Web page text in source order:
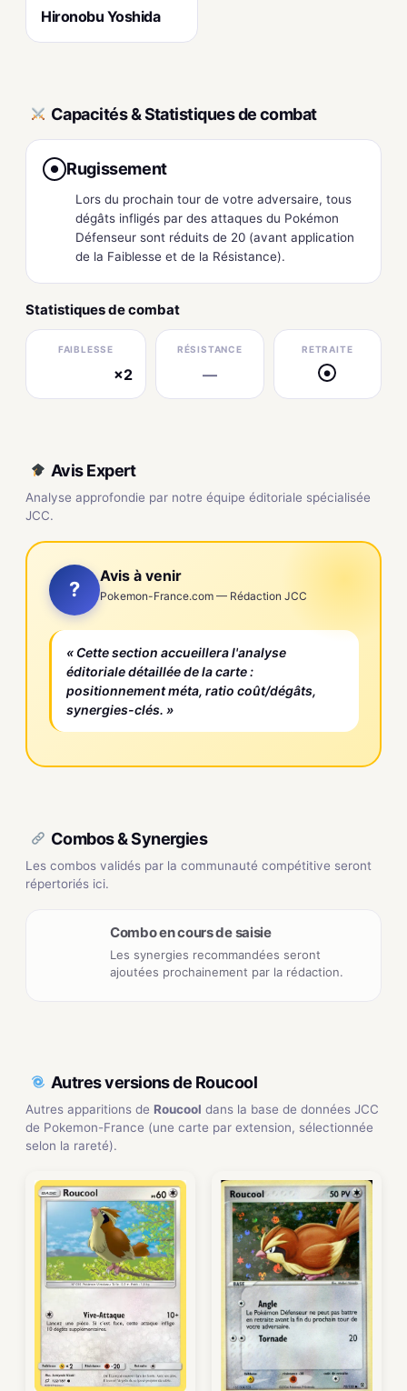
Hironobu Yoshida
Capacités & Statistiques de combat
● Rugissement
Lors du prochain tour de votre adversaire, tous
dégâts infligés par des attaques du Pokémon
Défenseur sont réduits de 20 (avant application
de la Faiblesse et de la Résistance).
Statistiques de combat
FAIBLESSE
×2
RÉSISTANCE
—
RETRAITE
●
Avis Expert
Analyse approfondie par notre équipe éditoriale spécialisée
JCC.
?
Avis à venir
Pokemon-France.com — Rédaction JCC
« Cette section accueillera l'analyse
éditoriale détaillée de la carte :
positionnement méta, ratio coût/dégâts,
synergies-clés. »
Combos & Synergies
Les combos validés par la communauté compétitive seront
répertoriés ici.
Combo en cours de saisie
Les synergies recommandées seront
ajoutées prochainement par la rédaction.
Autres versions de Roucool
Autres apparitions de Roucool dans la base de données JCC
de Pokemon-France (une carte par extension, sélectionnée
selon la rareté).